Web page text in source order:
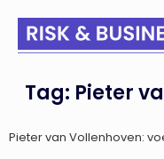
Tag: Pieter
Pieter van Vollenhoven: